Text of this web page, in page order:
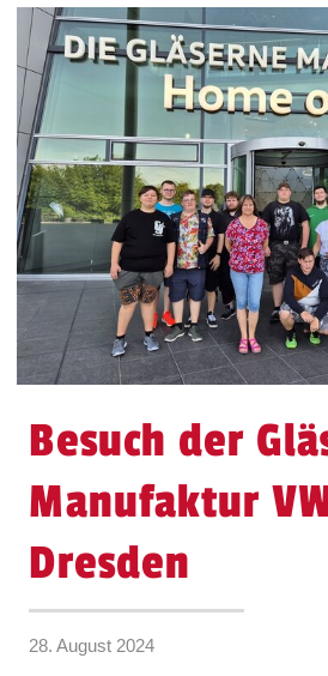
Besuch der
Manufaktur
Dresden
28. August 2024